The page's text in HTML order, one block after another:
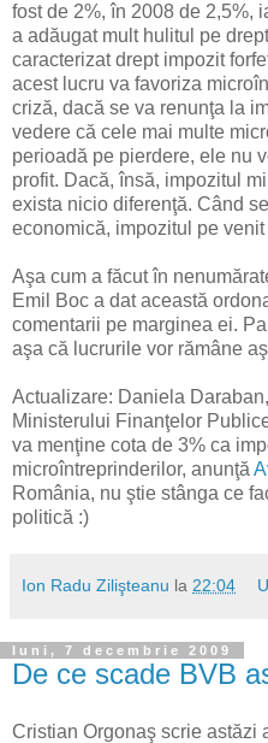
fost de 2%, în 2008 de 2,5%,
a adăugat mult hulitul pe
caracterizat drept impozit
acest lucru va favoriza
criză, dacă se va renunţa la
vedere că cele mai multe
perioadă pe pierdere, ele nu
profit. Dacă, însă, impozitul
exista nicio diferenţă. Când
economică, impozitul pe
Aşa cum a făcut în
Emil Boc a dat această
comentarii pe marginea ei.
aşa că lucrurile vor rămâne
Actualizare: Daniela
Ministerului Finanţelor
va menţine cota de 3% ca
microîntreprinderilor, anunţă
România, nu ştie stânga ce
politică :)
Ion Radu Zilişteanu la 22:04
luni, 7 decembrie 2009
De ce scade BVB
Cristian Orgonaş scrie astăzi